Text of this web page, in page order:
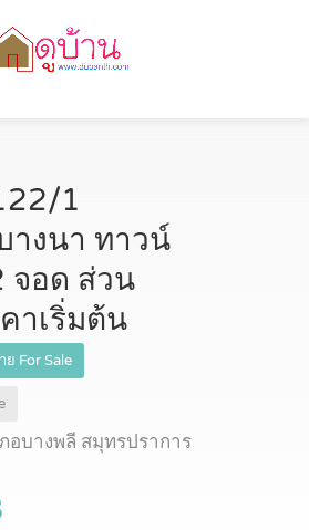
1
างนา ทาวน์
จอด ส่วน
าเริ่มต้น
ย For Sale
อบางพลี สมุทรปราการ